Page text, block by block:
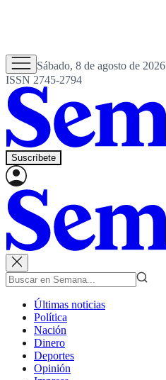
Sábado, 8 de agosto de 2026
ISSN 2745-2794
Suscríbete
Últimas noticias
Política
Nación
Dinero
Deportes
Opinión